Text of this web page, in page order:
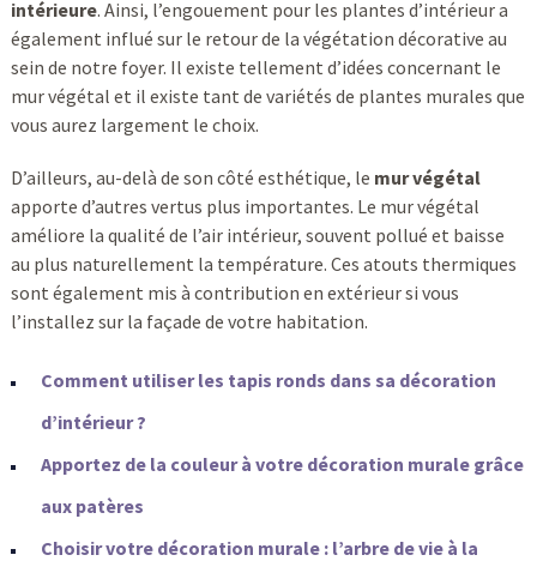
intérieure. Ainsi, l’engouement pour les plantes d’intérieur a
également influé sur le retour de la végétation décorative au
sein de notre foyer. Il existe tellement d’idées concernant le
mur végétal et il existe tant de variétés de plantes murales que
vous aurez largement le choix.
D’ailleurs, au-delà de son côté esthétique, le mur végétal
apporte d’autres vertus plus importantes. Le mur végétal
améliore la qualité de l’air intérieur, souvent pollué et baisse
au plus naturellement la température. Ces atouts thermiques
sont également mis à contribution en extérieur si vous
l’installez sur la façade de votre habitation.
Comment utiliser les tapis ronds dans sa décoration
d’intérieur ?
Apportez de la couleur à votre décoration murale grâce
aux patères
Choisir votre décoration murale : l’arbre de vie à la